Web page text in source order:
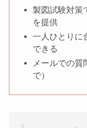
製図試験対策
を提供
一人ひとりに
できる
メールでの質
で）